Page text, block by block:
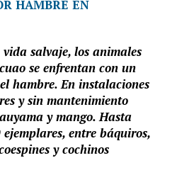
salvaje, los animales
se enfrentan con un
hambre. En instalaciones
y sin mantenimiento
y mango. Hasta
entre báquiros,
y cochinos